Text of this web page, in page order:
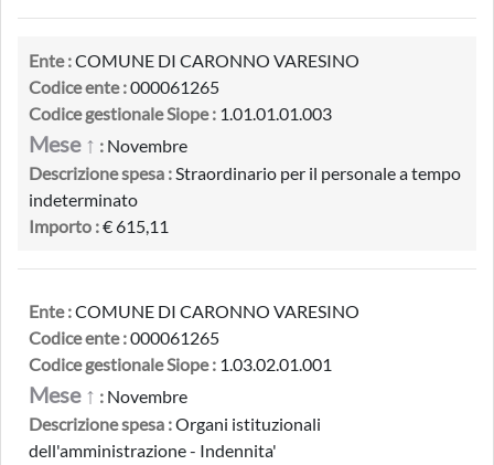
Ente :COMUNE DI CARONNO VARESINO
Codice ente :000061265
Codice gestionale Siope : 1.01.01.01.003
Mese ↑ : Novembre
Descrizione spesa :Straordinario per il personale a tempo
indeterminato
Importo :€ 615,11
Ente :COMUNE DI CARONNO VARESINO
Codice ente :000061265
Codice gestionale Siope : 1.03.02.01.001
Mese ↑ : Novembre
Descrizione spesa :Organi istituzionali
dell'amministrazione - Indennita'